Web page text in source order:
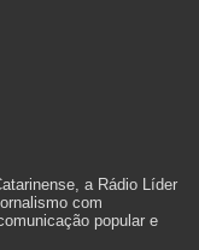
a Rádio Líder
com
popular e